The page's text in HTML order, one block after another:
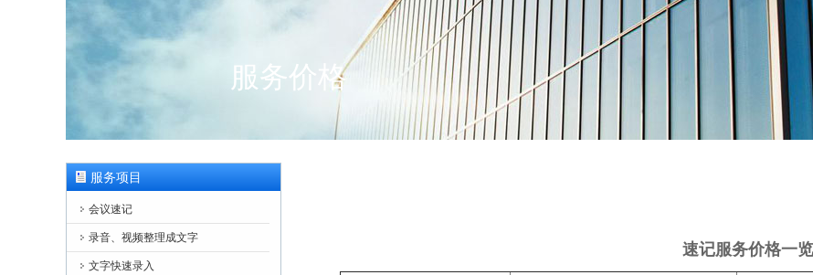
服务价格
服务项目
会议速记
录音、视频整理成文字
文字快速录入
速记服务价格一